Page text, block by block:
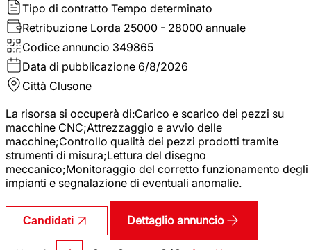
Tipo di contratto Tempo determinato
Retribuzione Lorda 25000 - 28000 annuale
Codice annuncio 349865
Data di pubblicazione 6/8/2026
Città Clusone
La risorsa si occuperà di:Carico e scarico dei pezzi su
macchine CNC;Attrezzaggio e avvio delle
macchine;Controllo qualità dei pezzi prodotti tramite
strumenti di misura;Lettura del disegno
meccanico;Monitoraggio del corretto funzionamento degli
impianti e segnalazione di eventuali anomalie.
Candidati Dettaglio annuncio